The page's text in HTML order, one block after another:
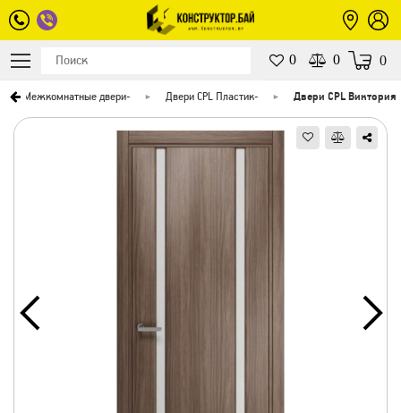
0 0 0
Межкомнатные двери- Двери CPL Пластик- Двери CPL Виктория